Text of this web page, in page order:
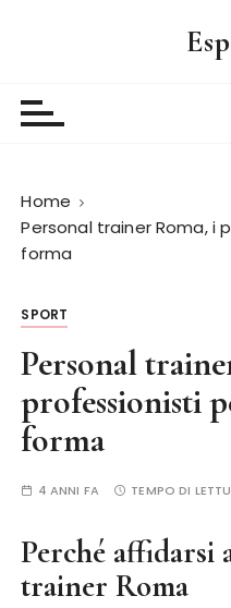
Home
Personal trainer Roma, i
forma
SPORT
Personal
professionisti
forma
4 ANNI FA TEMPO DI
Perché affidarsi
trainer Roma